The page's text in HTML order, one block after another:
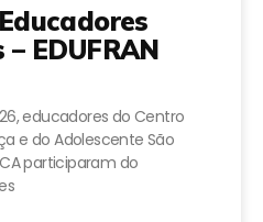
EDUFRAN
educadores do Centro
e do Adolescente São
participaram do